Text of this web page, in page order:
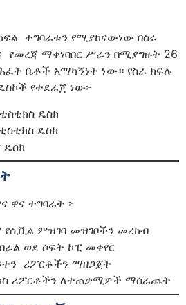
ተግባራቱን የሚያከናውነው በስሩ
የመረጃ ማቀነባበር ሥራን በሚያግዙት 26
ቤቶች አማካኝነት ነው። የስራ ክፍሉ
የተደራጀ ነው፦
ዴስክ
ዴስክ
ዴስክ
ዋና ተግባራት ፦
ምዝገባ መዝገቦችን መረከብ
ወደ ሶፍት ኮፒ መቀየር
ሪፖርቶችን ማዘጋጀት
ሪፖርቶችን ለተጠቃሚዎች ማሰራጨት